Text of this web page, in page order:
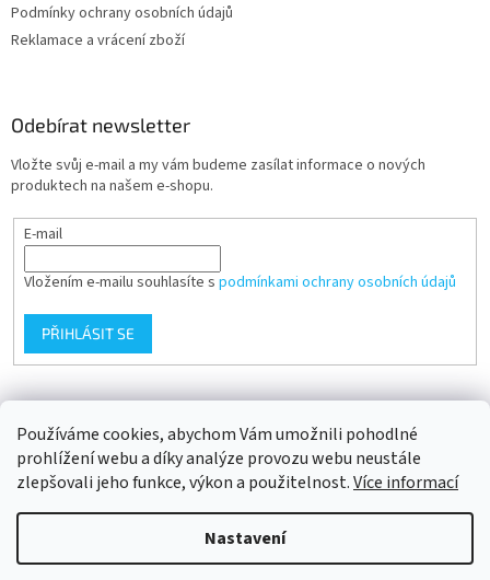
Používáme cookies, abychom Vám umožnili pohodlné
prohlížení webu a díky analýze provozu webu neustále
zlepšovali jeho funkce, výkon a použitelnost.Více informací
Nastavení
Podmínky ochrany osobních údajů
Reklamace a vrácení zboží
Odebírat newsletter
Vložte svůj e-mail a my vám budeme zasílat informace o nových
produktech na našem e-shopu.
E-mail
Vložením e-mailu souhlasíte s podmínkami ochrany osobních údajů
PŘIHLÁSIT SE
Vytvořil Shoptet